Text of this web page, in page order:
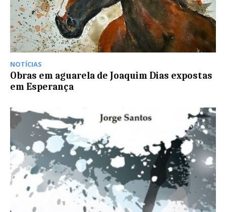
NOTÍCIAS
Obras em aguarela de Joaquim Dias expostas
em Esperança